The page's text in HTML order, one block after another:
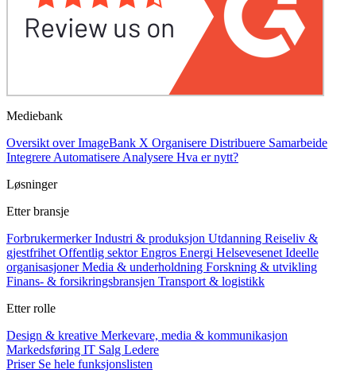
Mediebank
Oversikt over ImageBank X Organisere Distribuere Samarbeide
Integrere Automatisere Analysere Hva er nytt?
Løsninger
Etter bransje
ForbrukermerkerIndustri & produksjon Utdanning Reiseliv &
gjestfrihet Offentlig sektorEngros Energi Helsevesenet Ideelle
organisasjonerMedia & underholdning Forskning & utvikling
Finans- & forsikringsbransjen Transport & logistikk
Etter rolle
Design & kreative Merkevare, media & kommunikasjon
Markedsføring IT Salg Ledere
Priser Se hele funksjonslisten